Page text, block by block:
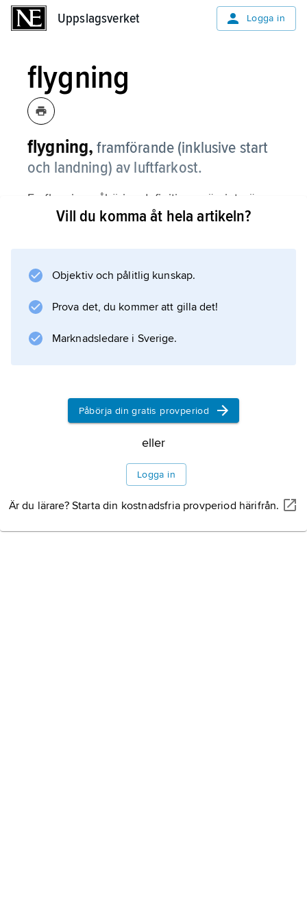
Uppslagsverket Logga in
flygning
flygning, framförande (inklusive start
och landning) av luftfarkost.
En flygning påbörjas definitionsmässigt när
föraren börjar förflyttningen av luftfarkosten
luftfarkosten parkerats på uppställningsplatsen
flygtiden. Beroende på arten av flygning samt
genomföras som
Flygningens utveckling
Litteraturanvisning
Information om artikeln
Vill du komma åt hela artikeln?
Objektiv och pålitlig kunskap.
Prova det, du kommer att gilla det!
Marknadsledare i Sverige.
Påbörja din gratis provperiod
eller
Logga in
Är du lärare? Starta din kostnadsfria provperiod härifrån.